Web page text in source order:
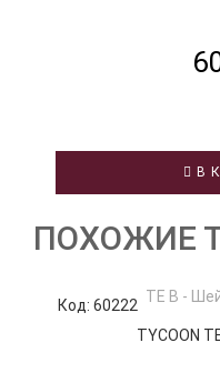
В
ПОХОЖИЕ
Код: 60222
TYCOON